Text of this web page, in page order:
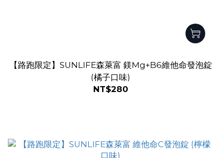
【路跑限定】SUNLIFE森萊富 鎂Mg+B6維他命發泡錠
(橘子口味)
NT$280